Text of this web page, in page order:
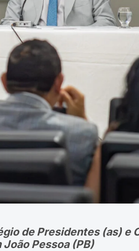
de Presidentes (as) e
Pessoa (PB)